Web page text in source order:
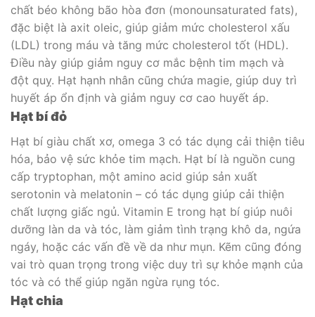
chất béo không bão hòa đơn (monounsaturated fats),
đặc biệt là axit oleic, giúp giảm mức cholesterol xấu
(LDL) trong máu và tăng mức cholesterol tốt (HDL).
Điều này giúp giảm nguy cơ mắc bệnh tim mạch và
đột quỵ. Hạt hạnh nhân cũng chứa magie, giúp duy trì
huyết áp ổn định và giảm nguy cơ cao huyết áp.
Hạt bí đỏ
Hạt bí giàu chất xơ, omega 3 có tác dụng cải thiện tiêu
hóa, bảo vệ sức khỏe tim mạch. Hạt bí là nguồn cung
cấp tryptophan, một amino acid giúp sản xuất
serotonin và melatonin – có tác dụng giúp cải thiện
chất lượng giấc ngủ. Vitamin E trong hạt bí giúp nuôi
dưỡng làn da và tóc, làm giảm tình trạng khô da, ngứa
ngáy, hoặc các vấn đề về da như mụn. Kẽm cũng đóng
vai trò quan trọng trong việc duy trì sự khỏe mạnh của
tóc và có thể giúp ngăn ngừa rụng tóc.
Hạt chia